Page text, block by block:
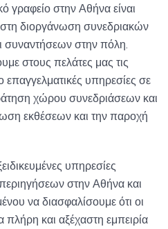
γραφείο στην Αθήνα είναι
στη διοργάνωση συνεδριακών
στην πόλη.
στους πελάτες μας τις
επαγγελματικές υπηρεσίες σε
χώρου συνεδριάσεων και
εκθέσεων και την παροχή
υπηρεσίες
στην Αθήνα και
να διασφαλίσουμε ότι οι
πλήρη και αξέχαστη εμπειρία